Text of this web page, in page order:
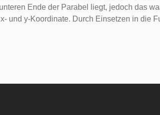
Ende der Parabel liegt, jedoch das
und y-Koordinate. Durch Einsetzen in die